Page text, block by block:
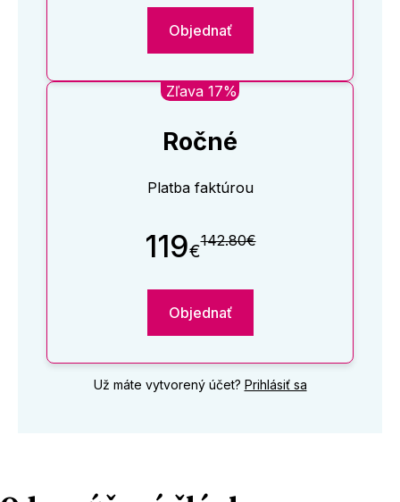
Objednať
Zľava 17%
Ročné
Platba faktúrou
119€142.80€
Objednať
Už máte vytvorený účet? Prihlásiť sa